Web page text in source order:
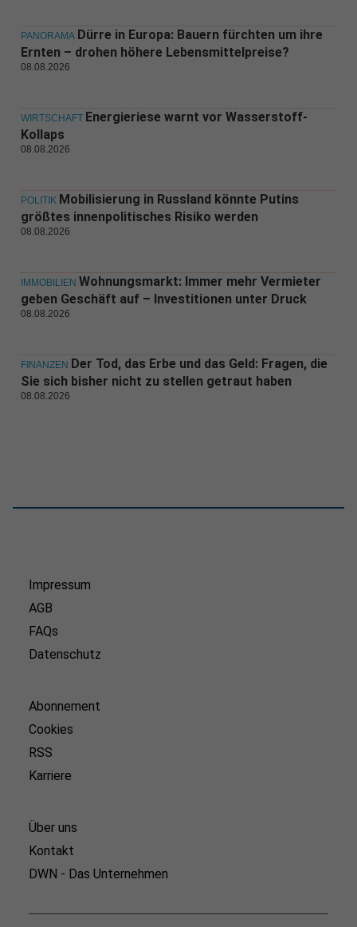
PANORAMA Dürre in Europa: Bauern fürchten um ihre
Ernten – drohen höhere Lebensmittelpreise?
08.08.2026
WIRTSCHAFT Energieriese warnt vor Wasserstoff-
Kollaps
08.08.2026
POLITIK Mobilisierung in Russland könnte Putins
größtes innenpolitisches Risiko werden
08.08.2026
IMMOBILIEN Wohnungsmarkt: Immer mehr Vermieter
geben Geschäft auf – Investitionen unter Druck
08.08.2026
FINANZEN Der Tod, das Erbe und das Geld: Fragen, die
Sie sich bisher nicht zu stellen getraut haben
08.08.2026
Impressum
AGB
FAQs
Datenschutz
Abonnement
Cookies
RSS
Karriere
Über uns
Kontakt
DWN - Das Unternehmen